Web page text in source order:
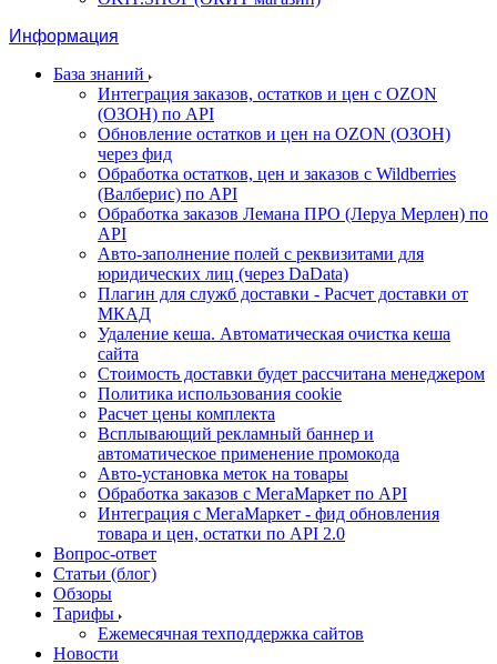
Информация
База знаний
Интеграция заказов, остатков и цен с OZON
(ОЗОН) по API
Обновление остатков и цен на OZON (ОЗОН)
через фид
Обработка остатков, цен и заказов с Wildberries
(Валберис) по API
Обработка заказов Лемана ПРО (Леруа Мерлен) по
API
Авто-заполнение полей с реквизитами для
юридических лиц (через DaData)
Плагин для служб доставки - Расчет доставки от
МКАД
Удаление кеша. Автоматическая очистка кеша
сайта
Стоимость доставки будет рассчитана менеджером
Политика использования cookie
Расчет цены комплекта
Всплывающий рекламный баннер и
автоматическое применение промокода
Авто-установка меток на товары
Обработка заказов с МегаМаркет по API
Интеграция с МегаМаркет - фид обновления
товара и цен, остатки по API 2.0
Вопрос-ответ
Статьи (блог)
Обзоры
Тарифы
Ежемесячная техподдержка сайтов
Новости